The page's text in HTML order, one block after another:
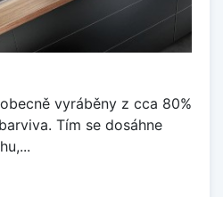
vyráběny z cca 80%
Tím se dosáhne